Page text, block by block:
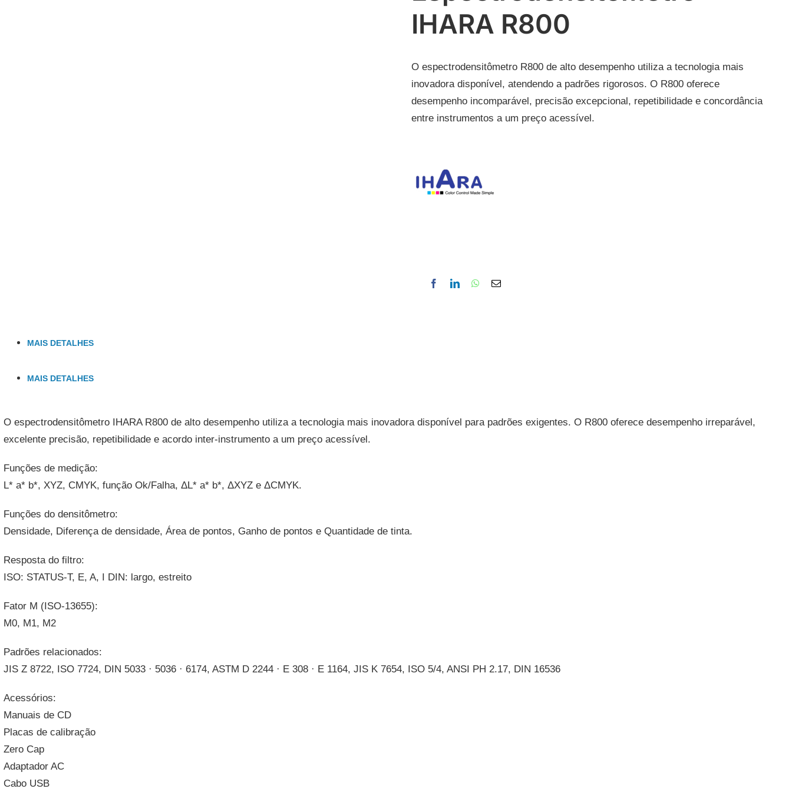
IHARA R800
O espectrodensitômetro R800 de alto desempenho utiliza a tecnologia mais
inovadora disponível, atendendo a padrões rigorosos. O R800 oferece
desempenho incomparável, precisão excepcional, repetibilidade e concordância
entre instrumentos a um preço acessível.
MAIS DETALHES
MAIS DETALHES
O espectrodensitômetro IHARA R800 de alto desempenho utiliza a tecnologia mais inovadora disponível para padrões exigentes. O R800 oferece desempenho irreparável,
excelente precisão, repetibilidade e acordo inter-instrumento a um preço acessível.
Funções de medição:
L* a* b*, XYZ, CMYK, função Ok/Falha, ΔL* a* b*, ΔXYZ e ΔCMYK.
Funções do densitômetro:
Densidade, Diferença de densidade, Área de pontos, Ganho de pontos e Quantidade de tinta.
Resposta do filtro:
ISO: STATUS-T, E, A, I DIN: largo, estreito
Fator M (ISO-13655):
M0, M1, M2
Padrões relacionados:
JIS Z 8722, ISO 7724, DIN 5033 · 5036 · 6174, ASTM D 2244 · E 308 · E 1164, JIS K 7654, ISO 5/4, ANSI PH 2.17, DIN 16536
Acessórios:
Manuais de CD
Placas de calibração
Zero Cap
Adaptador AC
Cabo USB